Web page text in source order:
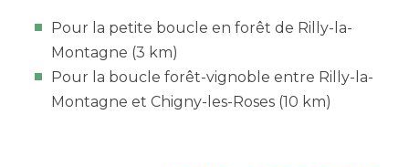
Pour la petite boucle en forêt de Rilly-la-
Montagne (3 km)
Pour la boucle forêt-vignoble entre Rilly-la-
Montagne et Chigny-les-Roses (10 km)